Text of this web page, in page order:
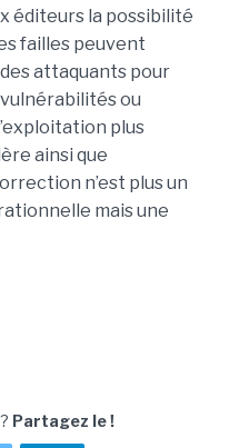
éditeurs la possibilité
failles peuvent
attaquants pour
ou
plus
ainsi que
n’est plus un
mais une
Partagez le !